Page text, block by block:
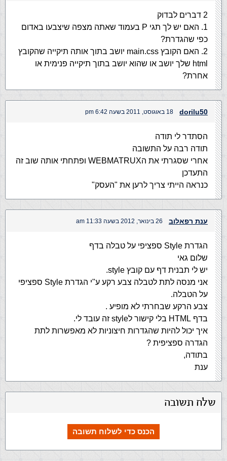
2 דברים לבדוק
1. האם יש לך תגי P בעמוד שאתה מצפה שיצבעו באדום
כפי שהגדרת?
2. האם הקובץ main.css יושב בתוך אותה תיקייה שהקובץ
html שלך יושב או שהוא יושב בתוך תיקייה פנימית או
אחרת?
dorilu50 18 באוגוסט, 2011 בשעה 6:42 pm
הסתדר לי תודה
תודה רבה על התשובה
אחרי שסגרתי את הWEBMATRUX ופתחתי אותה שוב זה
התעדכן
כנראה הייתי צריך לרען את "העסק"
ענת רפאלוב 26 בינואר, 2012 בשעה 11:33 am
הגדרת Style ספציפי על טבלה בדף
שלום גאי
יש לי תבנית דף עם קובץ style.
אני מנסה לתת לטבלה צבע רקע ע"י הגדרת Style ספציפי
על הטבלה.
צבע הרקע שבחרתי לא מופיע .
בדף HTML בלי קישור לstyle זה עובד לי.
איך יכול להיות שהגדרות חיצוניות לא מאפשרות לתת
הגדרה ספציפית ?
בתודה,
ענת
שלח תשובה
הכנס כדי לשלוח תשובה